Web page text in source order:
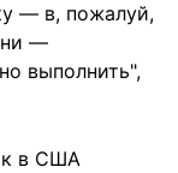
— в, пожалуй,
—
выполнить",
в США